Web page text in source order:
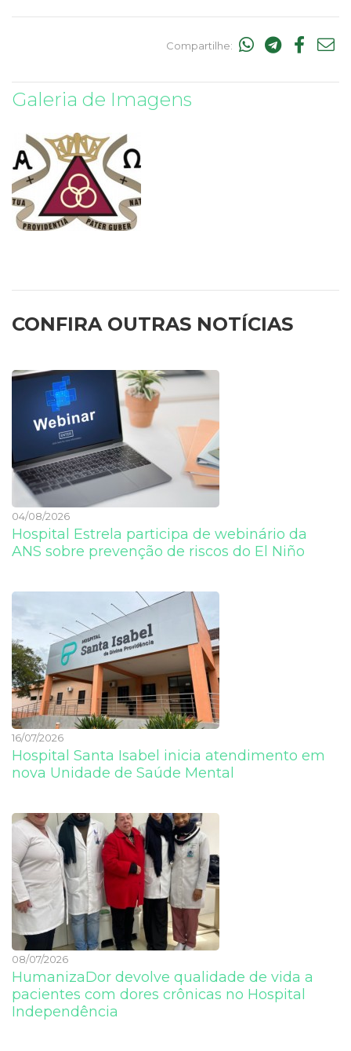
Compartilhe:
Galeria de Imagens
CONFIRA OUTRAS NOTÍCIAS
04/08/2026
Hospital Estrela participa de webinário da
ANS sobre prevenção de riscos do El Niño
16/07/2026
Hospital Santa Isabel inicia atendimento em
nova Unidade de Saúde Mental
08/07/2026
HumanizaDor devolve qualidade de vida a
pacientes com dores crônicas no Hospital
Independência